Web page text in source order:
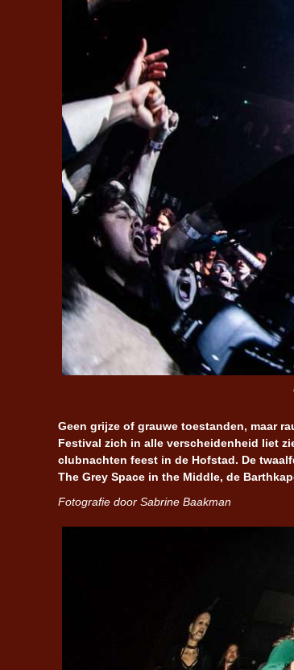
Geen grijze of grauwe toestanden, maar
Festival zich in alle verscheidenheid liet
clubnachten feest in de Hofstad. De
The Grey Space in the Middle, de
Fotografie door Sabrine Baakman